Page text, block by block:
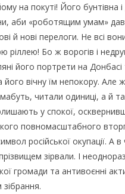
на покуті! Його бунтівна
аби «роботящим умам»
й нові перелоги. Не всі
ріллею! Бо ж ворогів і
його портрети на
його вічну їм непокору. Але
читали одиниці, а й
у спокої,
повномасштабного
російської окупації. А
зірвали. І
громади та антивоєнні